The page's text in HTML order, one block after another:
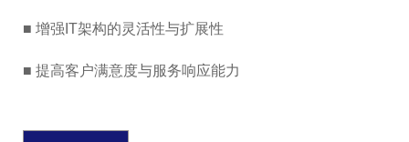
■ 增强IT架构的灵活性与扩展性
■ 提高客户满意度与服务响应能力